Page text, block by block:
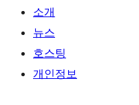
소개
뉴스
호스팅
개인정보